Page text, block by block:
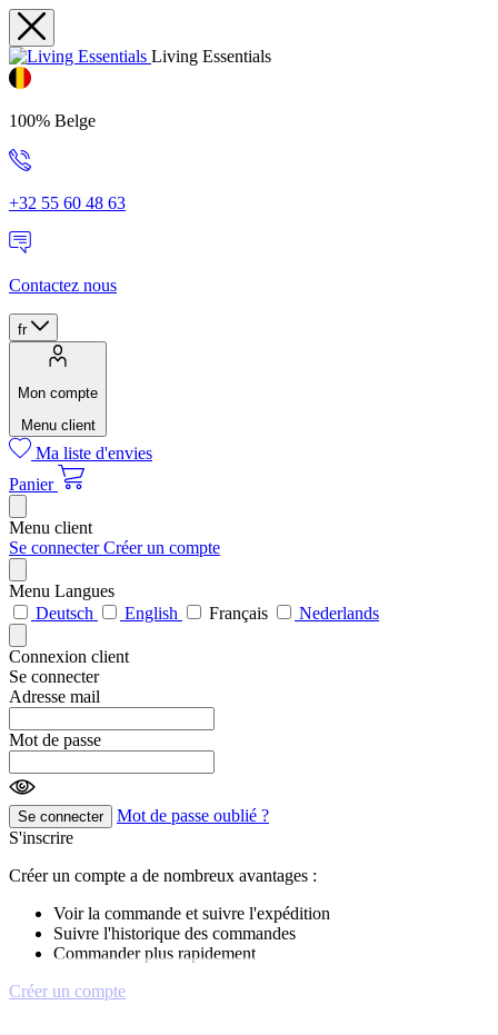
Living Essentials
100% Belge
+32 55 60 48 63
Contactez nous
fr
Mon compte
Menu client
Ma liste d'envies
Panier
Menu client
Se connecterCréer un compte
Menu Langues
Deutsch
English Français Nederlands
Connexion client
Se connecter
Adresse mail
Mot de passe
Se connecter
Mot de passe oublié ?
S'inscrire
Créer un compte a de nombreux avantages :
Voir la commande et suivre l'expédition
Suivre l'historique des commandes
Commander plus rapidement
Créer un compte